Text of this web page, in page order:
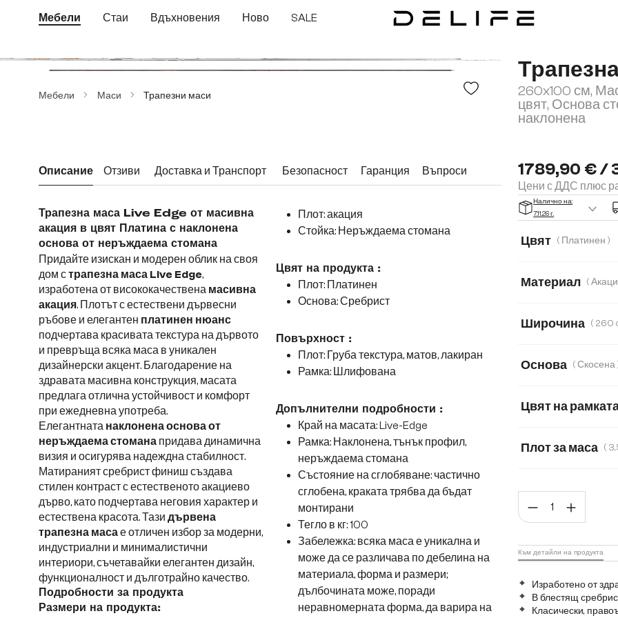
към основното съдържание
Преминете към търсенето
Преминете към основната навигация
Мебели Стаи Вдъхновения Ново SALE
Мебели Маси Трапезни маси
260x100 см,
цвят, Основа
наклонена
1789,90 € /
Цени с ДДС плюс
Налично на:
7.11.26 г.
Цвят ( Платинен )
Материал
Широчина
Основа (
Цвят на
Плот за маса
Изработено от
В блестящ
Класически,
Към детайли на продукта
Описание Отзиви Доставка и Транспорт Безопасност Гаранция Въпроси
Трапезна маса Live Edge от масивна
акация в цвят Платина с наклонена
основа от неръждаема стомана
Придайте изискан и модерен облик на своя
дом страпезна маса Live Edge,
изработена от висококачествена масивна
акация. Плотът с естествени дървесни
ръбове и елегантен платинен нюанс
подчертава красивата текстура на дървото
и превръща всяка маса в уникален
дизайнерски акцент. Благодарение на
здравата масивна конструкция, масата
предлага отлична устойчивост и комфорт
при ежедневна употреба.
Елегантната наклонена основа от
неръждаема стомана придава динамична
визия и осигурява надеждна стабилност.
Матираният сребрист финиш създава
стилен контраст с естественото акациево
дърво, като подчертава неговия характер и
естествена красота. Тази дървена
трапезна масае отличен избор за модерни,
индустриални и минималистични
интериори, съчетавайки елегантен дизайн,
функционалност и дълготрайно качество.
Подробности за продукта
Размери на продукта:
Плот: акация
Стойка: Неръждаема стомана
Цвят на продукта :
Плот: Платинен
Основа: Сребрист
Повърхност :
Плот: Груба текстура, матов, лакиран
Рамка: Шлифована
Допълнителни подробности :
Край на масата: Live-Edge
Рамка: Наклонена, тънък профил,
неръждаема стомана
Състояние на сглобяване: частично
сглобена, краката трябва да бъдат
монтирани
Тегло в кг: 100
Забележка: всяка маса е уникална и
може да се различава по дебелина на
материала, форма и размери;
дълбочината може, поради
неравномерната форма, да варира на